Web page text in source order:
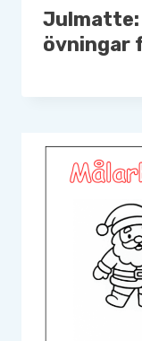
Julmatte:
övningar